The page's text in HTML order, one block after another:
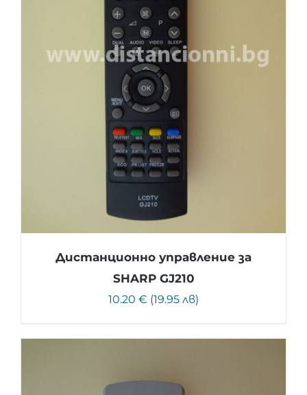
Дистанционно управление за
SHARP GJ210
10.20 € (19.95 лв)